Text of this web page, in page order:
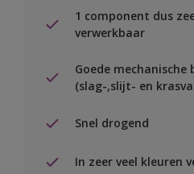
1 component dus
verwerkbaar
Goede mechanische
(slag-,slijt- en
Snel drogend
In zeer veel kleuren